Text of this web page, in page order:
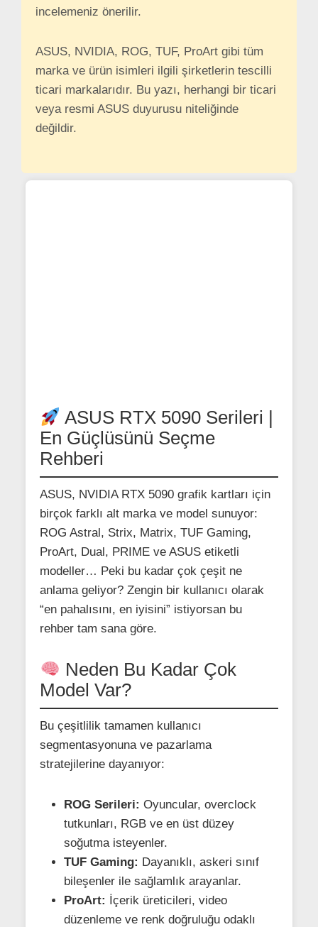
incelemeniz önerilir.
ASUS, NVIDIA, ROG, TUF, ProArt gibi tüm
marka ve ürün isimleri ilgili şirketlerin tescilli
ticari markalarıdır. Bu yazı, herhangi bir ticari
veya resmi ASUS duyurusu niteliğinde
değildir.
ASUS RTX 5090 Serileri |
En Güçlüsünü Seçme
Rehberi
ASUS, NVIDIA RTX 5090 grafik kartları için
birçok farklı alt marka ve model sunuyor:
ROG Astral, Strix, Matrix, TUF Gaming,
ProArt, Dual, PRIME ve ASUS etiketli
modeller… Peki bu kadar çok çeşit ne
anlama geliyor? Zengin bir kullanıcı olarak
“en pahalısını, en iyisini” istiyorsan bu
rehber tam sana göre.
Neden Bu Kadar Çok
Model Var?
Bu çeşitlilik tamamen kullanıcı
segmentasyonuna ve pazarlama
stratejilerine dayanıyor:
ROG Serileri: Oyuncular, overclock
tutkunları, RGB ve en üst düzey
soğutma isteyenler.
TUF Gaming: Dayanıklı, askeri sınıf
bileşenler ile sağlamlık arayanlar.
ProArt: İçerik üreticileri, video
düzenleme ve renk doğruluğu odaklı